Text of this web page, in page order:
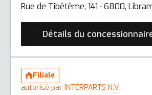
Rue de Tibêtême, 141 ∙ 6800,
Détails du
Filiale
autorisé par INTERPARTS N.V.